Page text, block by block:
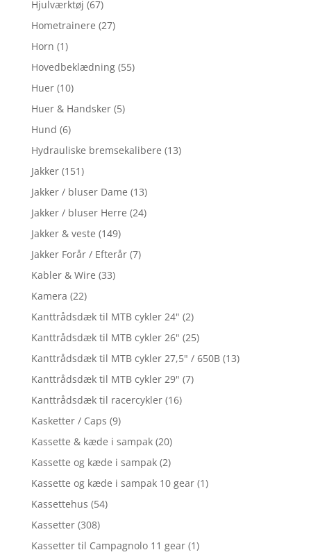
Hjulværktøj (67)
Hometrainere (27)
Horn (1)
Hovedbeklædning (55)
Huer (10)
Huer & Handsker (5)
Hund (6)
Hydrauliske bremsekalibere (13)
Jakker (151)
Jakker / bluser Dame (13)
Jakker / bluser Herre (24)
Jakker & veste (149)
Jakker Forår / Efterår (7)
Kabler & Wire (33)
Kamera (22)
Kanttrådsdæk til MTB cykler 24" (2)
Kanttrådsdæk til MTB cykler 26" (25)
Kanttrådsdæk til MTB cykler 27,5" / 650B (13)
Kanttrådsdæk til MTB cykler 29" (7)
Kanttrådsdæk til racercykler (16)
Kasketter / Caps (9)
Kassette & kæde i sampak (20)
Kassette og kæde i sampak (2)
Kassette og kæde i sampak 10 gear (1)
Kassettehus (54)
Kassetter (308)
Kassetter til Campagnolo 11 gear (1)